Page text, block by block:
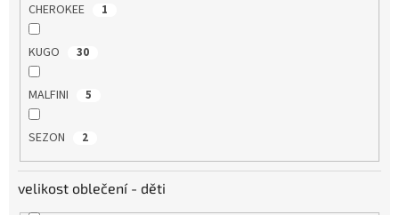
CHEROKEE 1
KUGO 30
MALFINI 5
SEZON 2
velikost oblečení - děti